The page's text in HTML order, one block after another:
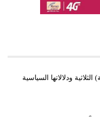
ودلالاتها السياسية